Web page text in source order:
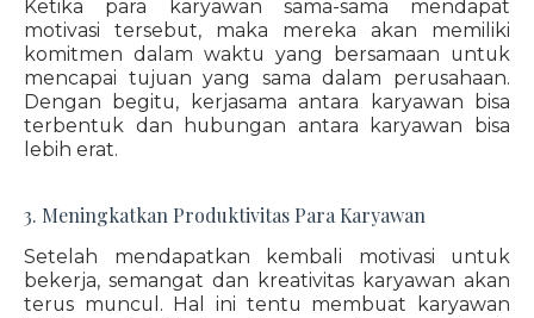
Ketika para karyawan sama-sama mendapat
motivasi tersebut, maka mereka akan memiliki
komitmen dalam waktu yang bersamaan untuk
mencapai tujuan yang sama dalam perusahaan.
Dengan begitu, kerjasama antara karyawan bisa
terbentuk dan hubungan antara karyawan bisa
lebih erat.
3. Meningkatkan Produktivitas Para Karyawan
Setelah mendapatkan kembali motivasi untuk
bekerja, semangat dan kreativitas karyawan akan
terus muncul. Hal ini tentu membuat karyawan